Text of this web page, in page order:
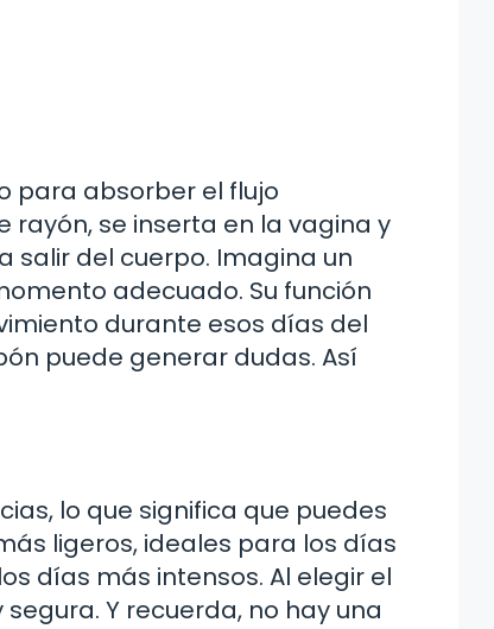
para absorber el flujo
se inserta en la vagina y
salir del cuerpo. Imagina un
adecuado. Su función
durante esos días del
puede generar dudas. Así
lo que significa que puedes
ligeros, ideales para los días
días más intensos. Al elegir el
Y recuerda, no hay una